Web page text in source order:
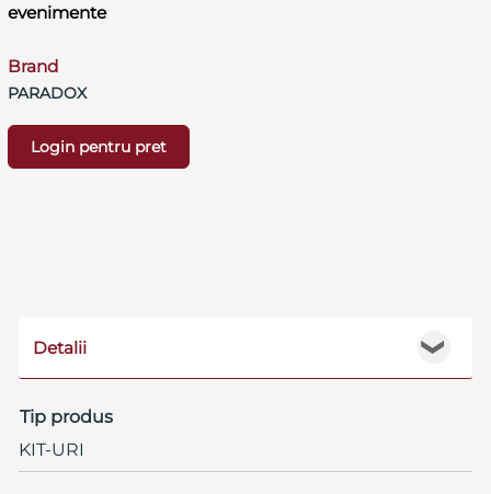
evenimente
Brand
PARADOX
Login pentru pret
❯
Detalii
Tip produs
KIT-URI